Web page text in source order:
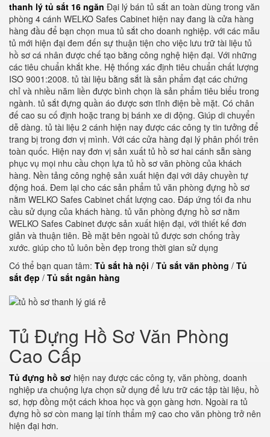
thanh lý tủ sắt 16 ngăn Đại lý bán tủ sắt an toàn dùng trong văn
phòng 4 cánh WELKO Safes Cabinet hiện nay đang là cửa hàng
hàng đầu để bạn chọn mua tủ sắt cho doanh nghiệp. với các mẫu
tủ mới hiện đại đem đến sự thuận tiện cho việc lưu trữ tài liệu tủ
hồ sơ cá nhân được chế tạo bằng công nghệ hiện đại. Với những
các tiêu chuẩn khắt khe. Hệ thống xác định tiêu chuẩn chất lượng
ISO 9001:2008. tủ tài liệu bằng sắt là sản phẩm đạt các chứng
chỉ và nhiều năm liền được bình chọn là sản phẩm tiêu biểu trong
ngành. tủ sắt đựng quần áo được sơn tĩnh điện bề mặt. Có chân
đế cao su cố định hoặc trang bị bánh xe di động. Giúp di chuyển
dễ dàng. tủ tài liệu 2 cánh hiện nay được các công ty tin tưởng để
trang bị trong đơn vị mình. Với các cửa hàng đại lý phân phối trên
toàn quốc. Hiện nay đơn vị sản xuất tủ hồ sơ hai cánh sẵn sàng
phục vụ mọi nhu cầu chọn lựa tủ hồ sơ văn phòng của khách
hàng. Nền tảng công nghệ sản xuất hiện đại với dây chuyền tự
động hoá. Đem lại cho các sản phẩm tủ văn phòng đựng hồ sơ
nằm WELKO Safes Cabinet chất lượng cao. Đáp ứng tối đa nhu
cầu sử dụng của khách hàng. tủ văn phòng đựng hồ sơ nằm
WELKO Safes Cabinet được sản xuất hiện đại, với thiết kế đơn
giản và thuận tiên. Bề mặt bên ngoài tủ được sơn chống trầy
xước. giúp cho tủ luôn bền đẹp trong thời gian sử dụng
Có thể bạn quan tâm: Tủ sắt hà nội / Tủ sắt văn phòng / Tủ
sắt đẹp / Tủ sắt ngân hàng
Tủ Đựng Hồ Sơ Văn Phòng
Cao Cấp
Tủ đựng hồ sơ hiện nay được các công ty, văn phòng, doanh
nghiệp ưa chuộng lựa chọn sử dụng để lưu trữ các tập tài liệu, hồ
sơ, hợp đồng một cách khoa học và gọn gàng hơn. Ngoài ra tủ
đựng hồ sơ còn mang lại tính thẩm mỹ cao cho văn phòng trở nên
hiện đại hơn.